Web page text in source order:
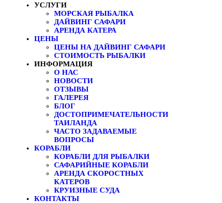
УСЛУГИ
МОРСКАЯ РЫБАЛКА
ДАЙВИНГ САФАРИ
АРЕНДА КАТЕРА
ЦЕНЫ
ЦЕНЫ НА ДАЙВИНГ САФАРИ
СТОИМОСТЬ РЫБАЛКИ
ИНФОРМАЦИЯ
О НАС
НОВОСТИ
ОТЗЫВЫ
ГАЛЕРЕЯ
БЛОГ
ДОСТОПРИМЕЧАТЕЛЬНОСТИ
ТАИЛАНДА
ЧАСТО ЗАДАВАЕМЫЕ
ВОПРОСЫ
КОРАБЛИ
КОРАБЛИ ДЛЯ РЫБАЛКИ
САФАРИЙНЫЕ КОРАБЛИ
АРЕНДА СКОРОСТНЫХ
КАТЕРОВ
КРУИЗНЫЕ СУДА
КОНТАКТЫ